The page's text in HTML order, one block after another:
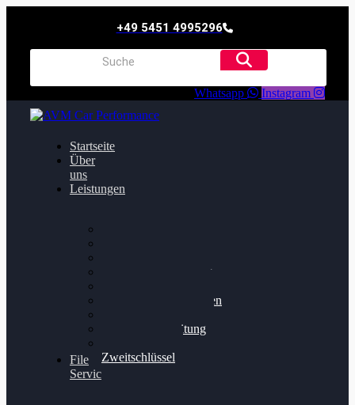
+49 5451 4995296
Whatsapp Instagram
Startseite
Über
uns
Leistungen
Getriebeoptimierung
Bremsscheiben planen
Felgenaufbereitung
Zweitschlüssel
File
Service